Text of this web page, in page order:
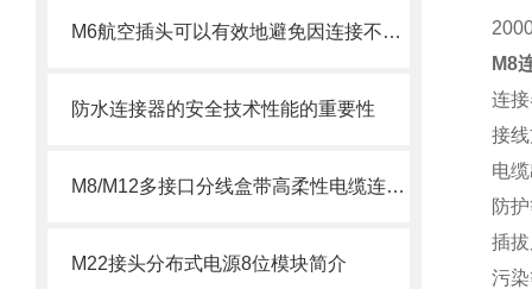
M6航空插头可以有效地避免因连接不良而引起的故障
防水连接器的安全技术性能的重要性
M8/M12多接口分线盒带高柔性电缆连接器
M22接头分布式电源8位模块简介
M8
连
接
电缆
防
插
污